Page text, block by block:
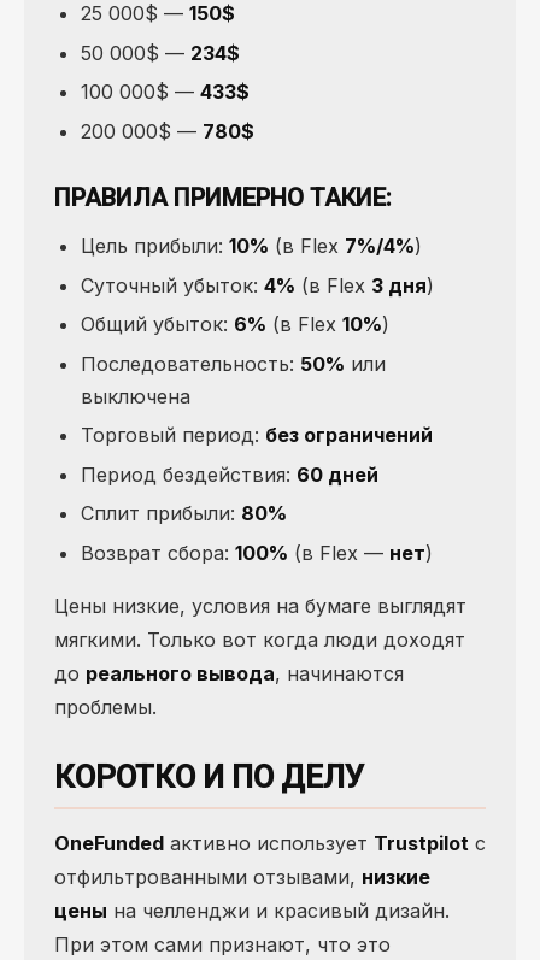
25 000$ — 150$
50 000$ — 234$
100 000$ — 433$
200 000$ — 780$
ПРАВИЛА ПРИМЕРНО ТАКИЕ:
Цель прибыли: 10% (в Flex 7%/4%)
Суточный убыток: 4% (в Flex 3 дня)
Общий убыток: 6% (в Flex 10%)
Последовательность: 50% или
выключена
Торговый период: без ограничений
Период бездействия: 60 дней
Сплит прибыли: 80%
Возврат сбора: 100% (в Flex — нет)
Цены низкие, условия на бумаге выглядят
мягкими. Только вот когда люди доходят
до реального вывода, начинаются
проблемы.
КОРОТКО И ПО ДЕЛУ
OneFunded активно использует Trustpilot с
отфильтрованными отзывами, низкие
цены на челленджи и красивый дизайн.
При этом сами признают, что это